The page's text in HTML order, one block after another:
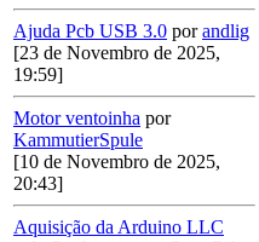
Ajuda Pcb USB 3.0 porandlig
[23 de Novembro de 2025,
19:59]
Motor ventoinha por
KammutierSpule
[10 de Novembro de 2025,
20:43]
Aquisição da Arduino LLC